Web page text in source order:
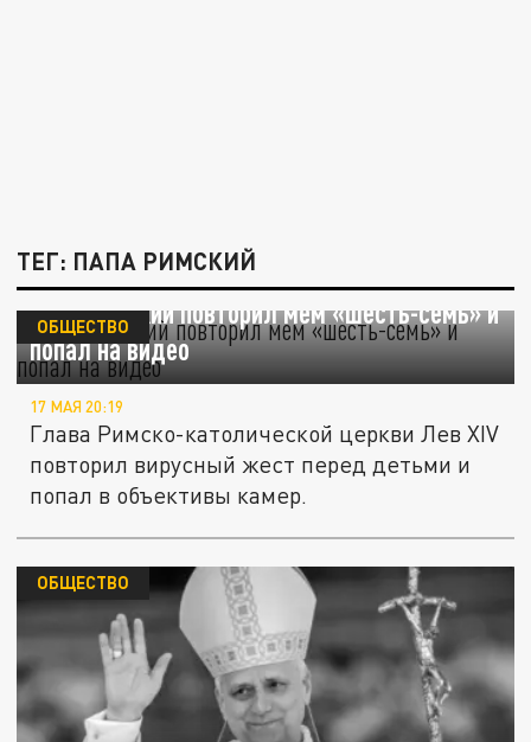
ТЕГ: ПАПА РИМСКИЙ
Папа Римский повторил мем «шесть-семь» и
попал на видео
ОБЩЕСТВО
17 МАЯ 20:19
Глава Римско-католической церкви Лев XIV
повторил вирусный жест перед детьми и
попал в объективы камер.
ОБЩЕСТВО